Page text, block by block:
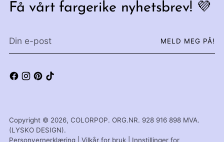
Få vårt fargerike nyhetsbrev! 💜
e-
MELD MEG PÅ!
Copyright © 2026, COLORPOP. ORG.NR. 928 916 898 MVA.
(LYSKO DESIGN).
Personvernerklæring
Vilkår for bruk Innstillinger for